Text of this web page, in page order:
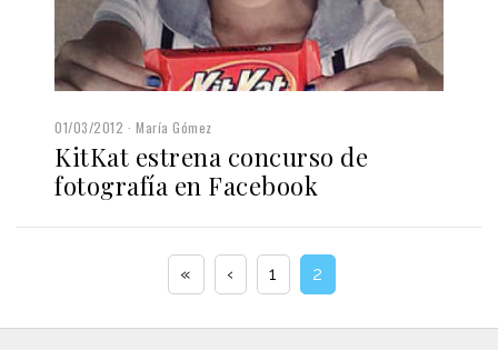
01/03/2012 María Gómez
KitKat estrena concurso de
fotografía en Facebook
« ‹ 1 2